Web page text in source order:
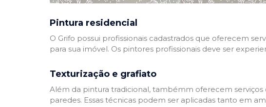
Pintura residencial
O Grifo possui profissionais cadastrados que oferecem
para sua imóvel. Os pintores profissionais deve ser
Texturização e grafiato
Além da pintura tradicional, tambémm oferecem
paredes. Essas técnicas podem ser aplicadas tanto em